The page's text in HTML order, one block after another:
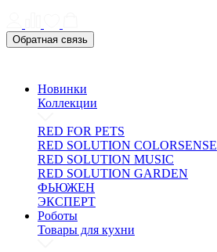
Обратная связь
Новинки
Коллекции
RED FOR PETS
RED SOLUTION COLORSENSE
RED SOLUTION MUSIC
RED SOLUTION GARDEN
ФЬЮЖЕН
ЭКСПЕРТ
Роботы
Товары для кухни